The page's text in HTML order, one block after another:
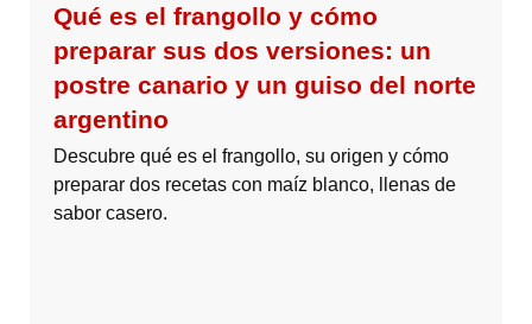
Qué es el frangollo y cómo
preparar sus dos versiones: un
postre canario y un guiso del norte
argentino
Descubre qué es el frangollo, su origen y cómo
preparar dos recetas con maíz blanco, llenas de
sabor casero.